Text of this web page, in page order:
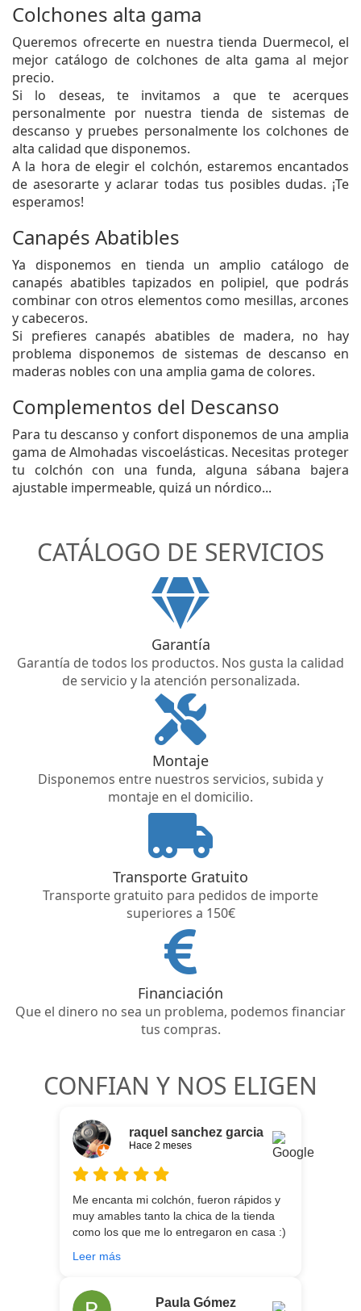
Queremos ofrecerte en nuestra tienda Duermecol, el
mejor catálogo de colchones de alta gama al mejor
precio.
Si lo deseas, te invitamos a que te acerques
personalmente por nuestra tienda de sistemas de
descanso y pruebes personalmente los colchones de
alta calidad que disponemos.
A la hora de elegir el colchón, estaremos encantados
de asesorarte y aclarar todas tus posibles dudas. ¡Te
esperamos!
Canapés Abatibles
Ya disponemos en tienda un amplio catálogo de
canapés abatibles tapizados en polipiel, que podrás
combinar con otros elementos como mesillas, arcones
y cabeceros.
Si prefieres canapés abatibles de madera, no hay
problema disponemos de sistemas de descanso en
maderas nobles con una amplia gama de colores.
Complementos del Descanso
Para tu descanso y confort disponemos de una amplia
gama de Almohadas viscoelásticas. Necesitas proteger
tu colchón con una funda, alguna sábana bajera
ajustable impermeable, quizá un nórdico...
CATÁLOGO DE SERVICIOS
Garantía
Garantía de todos los productos. Nos gusta la calidad
de servicio y la atención personalizada.
Montaje
Disponemos entre nuestros servicios, subida y
montaje en el domicilio.
Transporte Gratuito
Transporte gratuito para pedidos de importe
superiores a 150€
Financiación
Que el dinero no sea un problema, podemos financiar
tus compras.
CONFIAN Y NOS ELIGEN
Hace 2 meses
muy amables tanto la chica de la tienda
como los que me lo entregaron en casa :)
He vuelto a comprar colchón para mi hijo
meses después:) son todos un encanto y
comunicación con los repartidores que lo
Hace 5 meses